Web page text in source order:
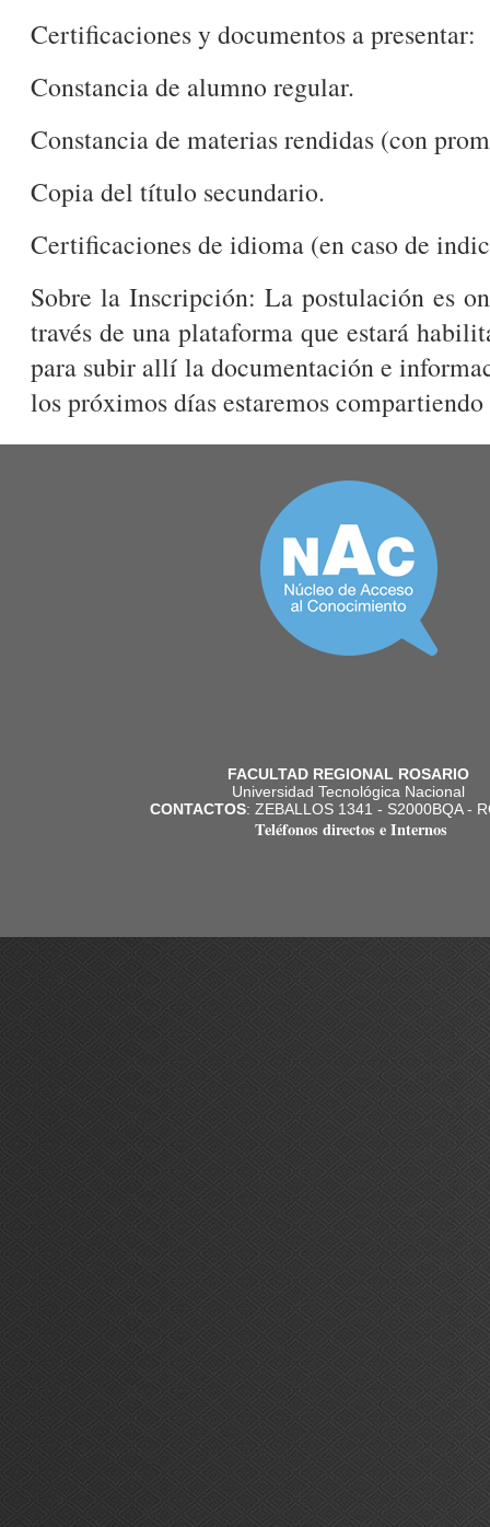
Certificaciones y documentos a presentar:
Constancia de alumno regular.
Constancia de materias rendidas (con
Copia del título secundario.
Certificaciones de idioma (en caso de
Sobre la Inscripción: La postulación es
través de una plataforma que estará
para subir allí la documentación e
los próximos días estaremos
FACULTAD REGIONAL ROSARIO
Universidad Tecnológica Nacional
CONTACTOS: ZEBALLOS 1341 - S2000BQA -
Teléfonos directos e Internos